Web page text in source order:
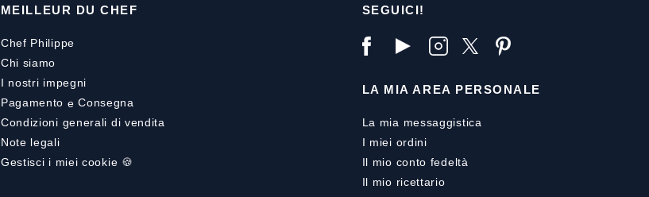
MEILLEUR DU CHEF
Chef Philippe
Chi siamo
I nostri impegni
Pagamento eConsegna
Condizioni generali di vendita
Note legali
Gestisci i miei cookie 🍪
SEGUICI!
LA MIA AREA PERSONALE
La mia messaggistica
I miei ordini
Il mio conto fedeltà
Il mio ricettario